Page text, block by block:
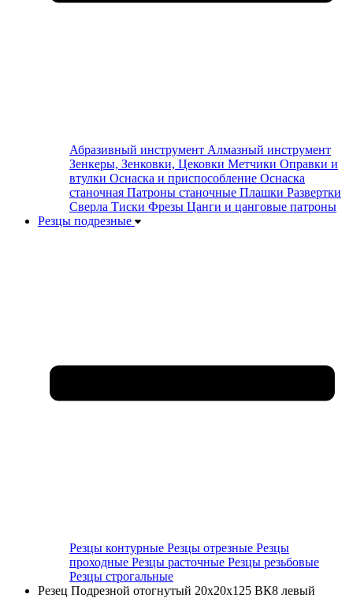
Абразивный инструмент Алмазный инструмент
Зенкеры, Зенковки, Цековки Метчики Оправки и
втулки Оснаска и приспособление Оснаска
станочная Патроны станочные Плашки Развертки
Сверла Тиски Фрезы Цанги и цанговые патроны
Резцы подрезные
Резцы контурные Резцы отрезные Резцы
проходные Резцы расточные Резцы резьбовые
Резцы строгальные
Резец Подрезной отогнутый 20х20х125 ВК8 левый